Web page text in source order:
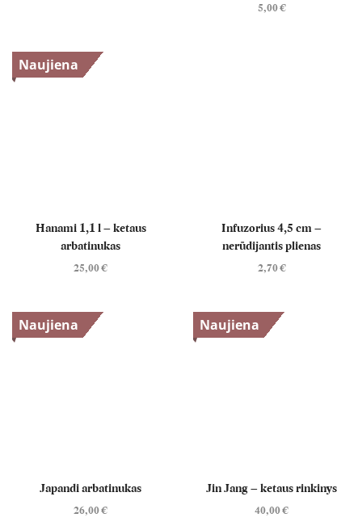
5,00€
Naujiena
Hanami 1,1 l – ketaus
arbatinukas
25,00€
Infuzorius 4,5 cm –
nerūdijantis plienas
2,70€
Naujiena
Japandi arbatinukas
26,00€
Naujiena
Jin Jang – ketaus rinkinys
40,00€